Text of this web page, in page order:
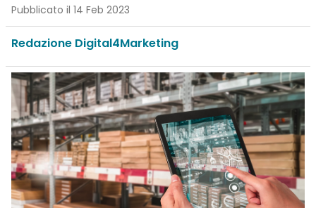
Pubblicato il 14 Feb 2023
Redazione Digital4Marketing